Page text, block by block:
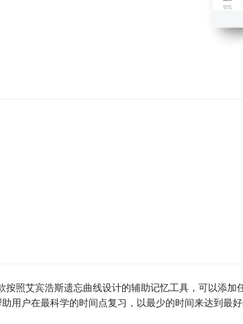
按照艾宾浩斯遗忘曲线设计的辅助记忆工具，可以添加
用户在最科学的时间点复习，以最少的时间来达到最